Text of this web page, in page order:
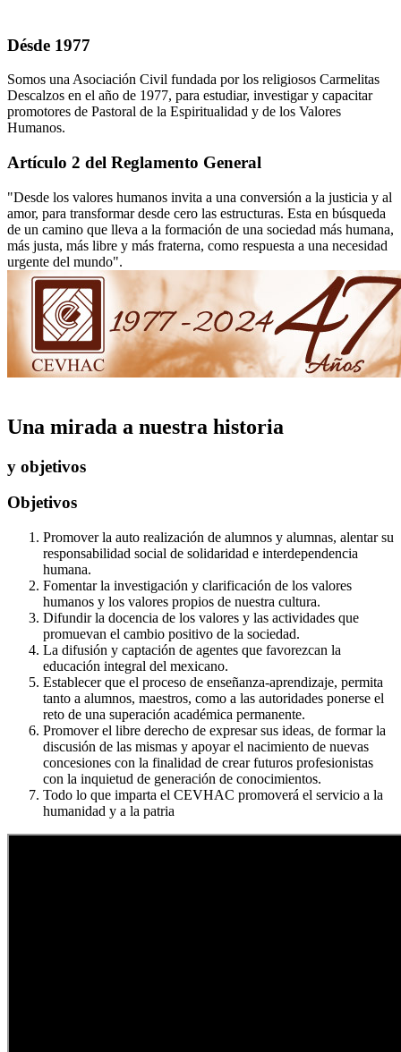
Désde 1977
Somos una Asociación Civil fundada por los religiosos Carmelitas
Descalzos en el año de 1977, para estudiar, investigar y capacitar
promotores de Pastoral de la Espiritualidad y de los Valores
Humanos.
Artículo 2 del Reglamento General
"Desde los valores humanos invita a una conversión a la justicia y al
amor, para transformar desde cero las estructuras. Esta en búsqueda
de un camino que lleva a la formación de una sociedad más humana,
más justa, más libre y más fraterna, como respuesta a una necesidad
urgente del mundo".
Una mirada a nuestra historia
y objetivos
Objetivos
Promover la auto realización de alumnos y alumnas, alentar su
responsabilidad social de solidaridad e interdependencia
humana.
Fomentar la investigación y clarificación de los valores
humanos y los valores propios de nuestra cultura.
Difundir la docencia de los valores y las actividades que
promuevan el cambio positivo de la sociedad.
La difusión y captación de agentes que favorezcan la
educación integral del mexicano.
Establecer que el proceso de enseñanza-aprendizaje, permita
tanto a alumnos, maestros, como a las autoridades ponerse el
reto de una superación académica permanente.
Promover el libre derecho de expresar sus ideas, de formar la
discusión de las mismas y apoyar el nacimiento de nuevas
concesiones con la finalidad de crear futuros profesionistas
con la inquietud de generación de conocimientos.
Todo lo que imparta el CEVHAC promoverá el servicio a la
humanidad y a la patria